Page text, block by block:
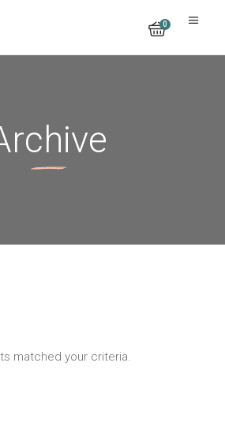
0
matched your criteria.